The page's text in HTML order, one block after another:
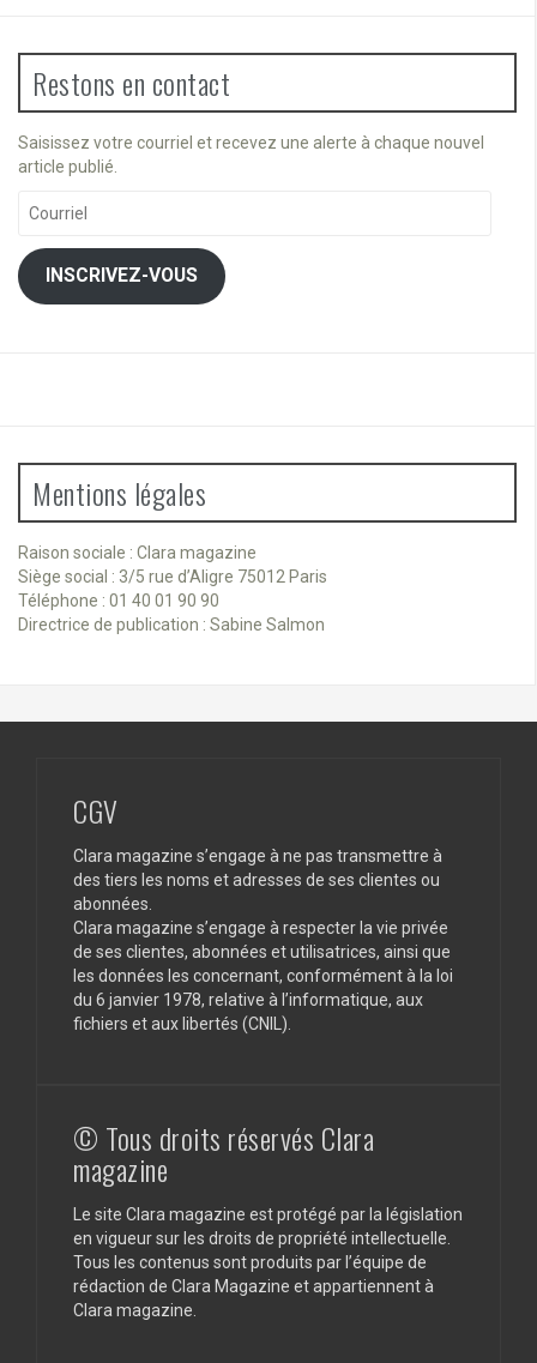
Restons en contact
Saisissez votre courriel et recevez une alerte à chaque nouvel
article publié.
INSCRIVEZ-VOUS
Mentions légales
Raison sociale : Clara magazine
Siège social : 3/5 rue d’Aligre 75012 Paris
Téléphone : 01 40 01 90 90
Directrice de publication : Sabine Salmon
CGV
Clara magazine s’engage à ne pas transmettre à
des tiers les noms et adresses de ses clientes ou
abonnées.
Clara magazine s’engage à respecter la vie privée
de ses clientes, abonnées et utilisatrices, ainsi que
les données les concernant, conformément à la loi
du 6 janvier 1978, relative à l’informatique, aux
fichiers et aux libertés (CNIL).
© Tous droits réservés Clara
magazine
Le site Clara magazine est protégé par la législation
en vigueur sur les droits de propriété intellectuelle.
Tous les contenus sont produits par l’équipe de
rédaction de Clara Magazine et appartiennent à
Clara magazine.